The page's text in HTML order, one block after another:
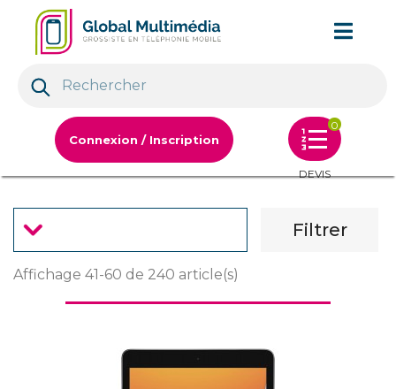
Connexion / Inscription
0
DEVIS
Filtrer
Affichage 41-60 de 240 article(s)